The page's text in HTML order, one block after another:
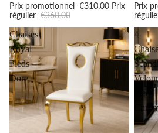
Prix promotionnel €310,00 Prix
régulier €360,00
Prix
Chaises
Royal
Pieds
Dore
4
Pieds